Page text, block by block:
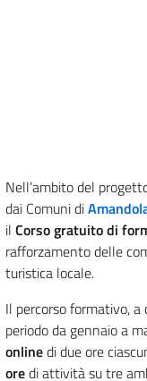
Nell’ambito del
dai Comuni di
il Corso gratuito di
rafforzamento delle
turistica locale.
Il percorso formativo, a
periodo da gennaio a
onlinedi due ore
oredi attività su tre